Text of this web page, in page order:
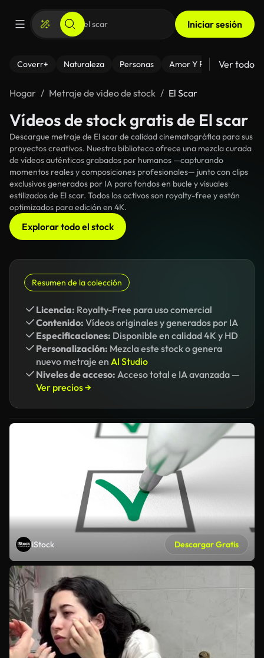
Iniciar sesión
Coverr+ Naturaleza Personas Amor Y Relaciones
Ver todo
Hogar Metraje de video de stock El Scar
Vídeos de stock gratis de El scar
Descargue metraje de El scar de calidad cinematográfica para sus
proyectos creativos. Nuestra biblioteca ofrece una mezcla curada
de vídeos auténticos grabados por humanos —capturando
momentos reales y composiciones profesionales— junto con clips
exclusivos generados por IA para fondos en bucle y visuales
estilizados de El scar. Todos los activos son royalty-free y están
optimizados para edición en 4K.
Explorar todo el stock
Resumen de la colección
Licencia: Royalty-Free para uso comercial
Contenido: Vídeos originales y generados por IA
Especificaciones: Disponible en calidad 4K y HD
Personalización: Mezcla este stock o genera
nuevo metraje en AI Studio
Niveles de acceso: Acceso total e IA avanzada —
Ver precios →
iStock Descargar Gratis